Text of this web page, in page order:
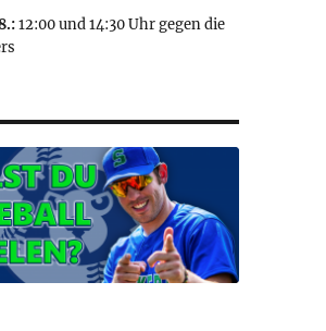
12:00 und 14:30 Uhr gegen die